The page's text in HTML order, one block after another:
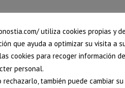
utiliza cookies propias y de
que ayuda a optimizar su visita a
cookies para recoger información de
personal.
también puede cambiar su